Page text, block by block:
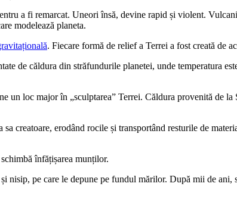
a fi remarcat. Uneori însă, devine rapid și violent.
modelează planeta.
. Fiecare formă de relief a Terrei a fost creată de
de căldura din străfundurile planetei, unde temperatura
un loc major în „sculptarea” Terrei. Căldura provenită de la
creatoare, erodând rocile și transportând resturile de
înfățișarea munților.
pe care le depune pe fundul mărilor. După mii de ani,